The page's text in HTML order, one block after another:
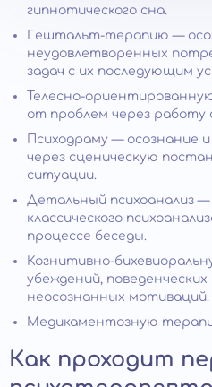
гипнотического сна.
Гештальт-терапию —
неудовлетворенных
задач с их последующим
Телесно-
от проблем через работу
Психодраму — осознание
через сценическую
ситуации.
Детальный психоанализ
классического
процессе беседы.
Когнитивно-
убеждений,
неосознанных мотиваций.
Медикаментозную
Как проходит